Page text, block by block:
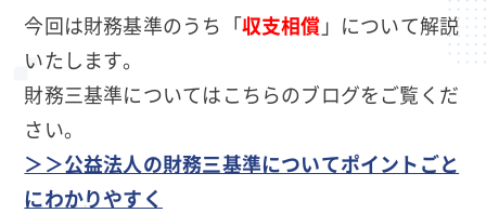
今回は財務基準のうち「収支相償 」について解説
いたします。
財務三基準についてはこちらのブログをご覧くだ
さい。
＞＞公益法人の財務三基準についてポイントごと
にわかりやすく